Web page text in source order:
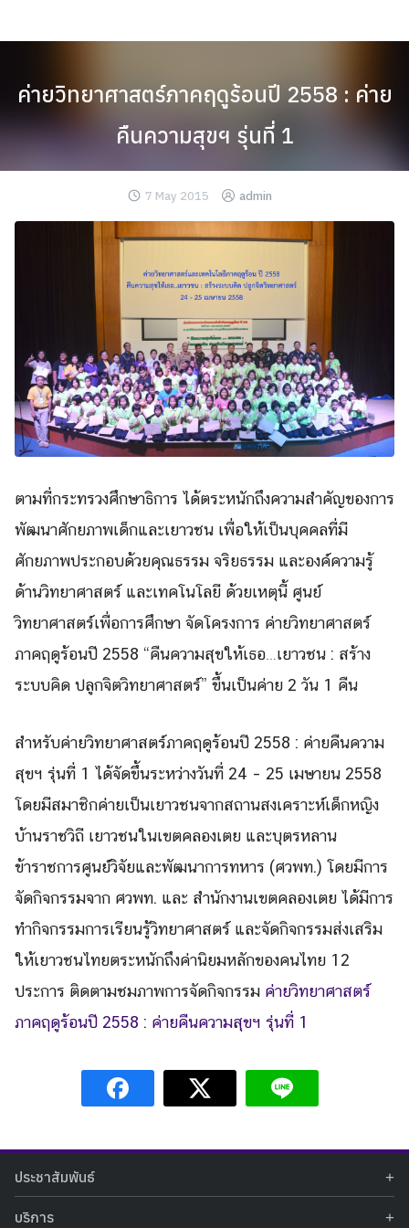
to
Search
ค่ายวิทยาศาสตร์ภาคฤดูร้อนปี 2558 : ค่าย
คืนความสุขฯ รุ่นที่ 1
7 May 2015 admin
ตามที่กระทรวงศึกษาธิการ ได้ตระหนักถึงความสำคัญของการ
พัฒนาศักยภาพเด็กและเยาวชน เพื่อให้เป็นบุคคลที่มี
ศักยภาพประกอบด้วยคุณธรรม จริยธรรม และองค์ความรู้
ด้านวิทยาศาสตร์ และเทคโนโลยี ด้วยเหตุนี้ ศูนย์
วิทยาศาสตร์เพื่อการศึกษา จัดโครงการ ค่ายวิทยาศาสตร์
ภาคฤดูร้อนปี 2558 “คืนความสุขให้เธอ…เยาวชน : สร้าง
ระบบคิด ปลูกจิตวิทยาศาสตร์” ขึ้นเป็นค่าย 2 วัน 1 คืน
สำหรับค่ายวิทยาศาสตร์ภาคฤดูร้อนปี 2558 : ค่ายคืนความ
สุขฯ รุ่นที่ 1 ได้จัดขึ้นระหว่างวันที่ 24 – 25 เมษายน 2558
โดยมีสมาชิกค่ายเป็นเยาวชนจากสถานสงเคราะห์เด็กหญิง
บ้านราชวิถี เยาวชนในเขตคลองเตย และบุตรหลาน
ข้าราชการศูนย์วิจัยและพัฒนาการทหาร (ศวพท.) โดยมีการ
จัดกิจกรรมจาก ศวพท. และ สำนักงานเขตคลองเตย ได้มีการ
ทำกิจกรรมการเรียนรู้วิทยาศาสตร์ และจัดกิจกรรมส่งเสริม
ให้เยาวชนไทยตระหนักถึงค่านิยมหลักของคนไทย 12
ประการ ติดตามชมภาพการจัดกิจกรรม ค่ายวิทยาศาสตร์
ภาคฤดูร้อนปี 2558 : ค่ายคืนความสุขฯ รุ่นที่ 1
ประชาสัมพันธ์
ข่าวประชาสัมพันธ์
ข่าวกิจกรรม
บริการ